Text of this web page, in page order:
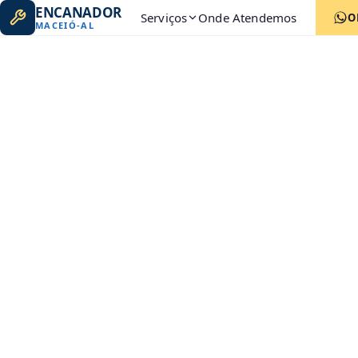
ENCANADOR
MACEIÓ-AL Serviços Onde Atendemos